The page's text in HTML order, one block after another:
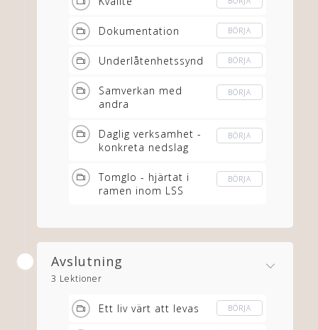
Dokumentation BÖRJA
Underlåtenhetssynd BÖRJA
Samverkan med
andra
BÖRJA
Daglig verksamhet -
konkreta nedslag
BÖRJA
Tomglo - hjärtat i
ramen inom LSS
BÖRJA
Avslutning
3 Lektioner
Ett liv värt att levas BÖRJA